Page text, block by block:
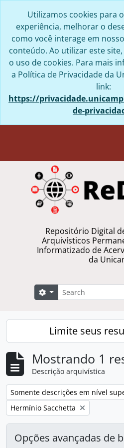
Utilizamos cookies para
experiência, melhorar o
como você interage em
conteúdo. Ao utilizar este
o uso de cookies. Para mais
a Política de Privacidade da
link:
https://
de-
Repositório Digital
Arquivísticos
Informatizado de
da
Buscar
Opções de busca
Limite seus
Mostrando 1
Descrição arquivística
Remover filtro:
Somente descrições em nível
Remover filtro:
Hermínio Sacchetta
Opções avançadas de